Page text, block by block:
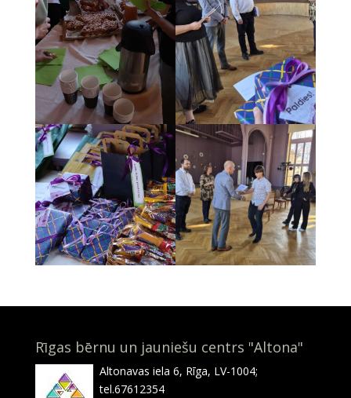
Rīgas bērnu un jauniešu centrs "Altona"
Altonavas iela 6, Rīga, LV-1004;
tel.67612354